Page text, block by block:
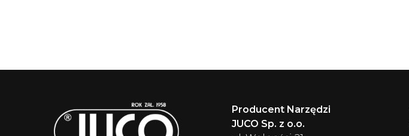
Producent Narzędzi
JUCO Sp. z o.o.